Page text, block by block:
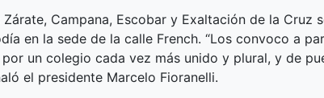
Campana, Escobar y Exaltación de la Cruz
en la sede de la calle French. “Los convoco a
un colegio cada vez más unido y plural, y de
el presidente Marcelo Fioranelli.